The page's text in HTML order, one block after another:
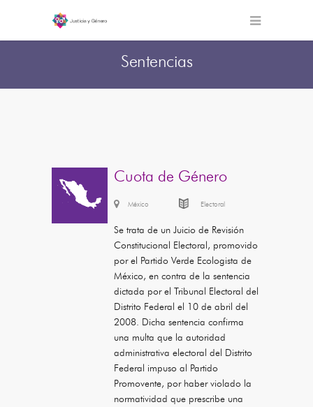
Sentencias
Cuota de Género
México Electoral
Se trata de un Juicio de Revisión
Constitucional Electoral, promovido
por el Partido Verde Ecologista de
México, en contra de la sentencia
dictada por el Tribunal Electoral del
Distrito Federal el 10 de abril del
2008. Dicha sentencia confirma
una multa que la autoridad
administrativa electoral del Distrito
Federal impuso al Partido
Promovente, por haber violado la
normatividad que prescribe una